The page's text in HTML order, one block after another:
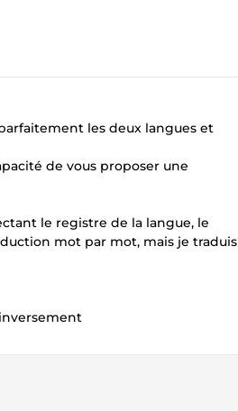
les deux langues et
de vous proposer une
le registre de la langue, le
mot par mot, mais je traduis